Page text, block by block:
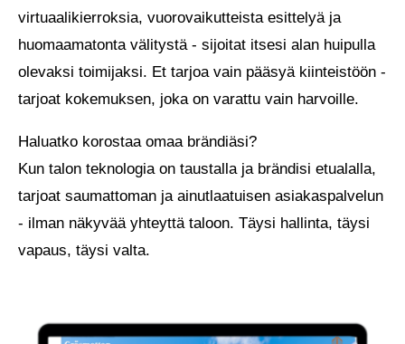
Liiketoiminnassa, jossa tarkkuus on
välttämätöntä, Huset toimii laadun
näkymättömänä takaajana. Tarjoamme
rakenteellista eheyttä ja hienovaraisia neuvoja,
joita tarvitaan korkealuokkaisissa liiketoimissa.
Valittujen välittäjien ja kiinteistönomistajien
osalta järjestämme prosessin kulissien takana.
Emme vain muokkaa tietoja, vaan myös
virtuaalikierroksia, vuorovaikutteista esittelyä ja
huomaamatonta välitystä - sijoitat itsesi alan huipulla
olevaksi toimijaksi. Et tarjoa vain pääsyä kiinteistöön -
tarjoat kokemuksen, joka on varattu vain harvoille.
Haluatko korostaa omaa brändiäsi?
Kun talon teknologia on taustalla ja brändisi etualalla,
tarjoat saumattoman ja ainutlaatuisen asiakaspalvelun
- ilman näkyvää yhteyttä taloon. Täysi hallinta, täysi
vapaus, täysi valta.